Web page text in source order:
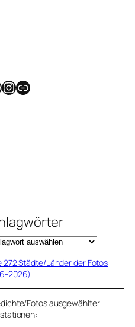
Instagram
Link
272 Städte/Länder der Fotos
2026)
Fotos ausgewählter